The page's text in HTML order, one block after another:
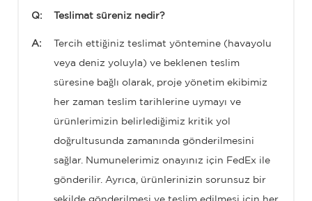
Q: Teslimat süreniz nedir?
A: Tercih ettiğiniz teslimat yöntemine (havayolu
veya deniz yoluyla) ve beklenen teslim
süresine bağlı olarak, proje yönetim ekibimiz
her zaman teslim tarihlerine uymayı ve
ürünlerimizin belirlediğimiz kritik yol
doğrultusunda zamanında gönderilmesini
sağlar. Numunelerimiz onayınız için FedEx ile
gönderilir. Ayrıca, ürünlerinizin sorunsuz bir